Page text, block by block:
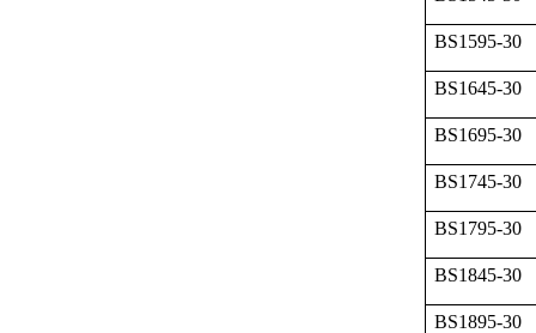
BS1595-30
BS1645-30
BS1695-30
BS1745-30
BS1795-30
BS1845-30
BS1895-30